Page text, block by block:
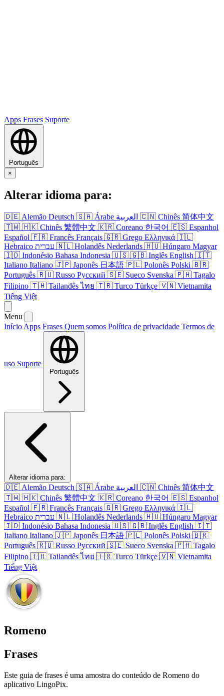
Apps Frases Suporte
Português
×
Alterar idioma para:
🇩🇪 Alemão Deutsch 🇸🇦 Árabe العربية 🇨🇳 Chinês 简体中文
🇹🇼 🇭🇰 Chinês 繁體中文 🇰🇷 Coreano 한국어 🇪🇸 Espanhol
Español 🇫🇷 Francês Français 🇬🇷 Grego Ελληνικά 🇮🇱
Hebraico עברית 🇳🇱 Holandês Nederlands 🇭🇺 Húngaro Magyar
🇮🇩 Indonésio Bahasa Indonesia 🇺🇸 🇬🇧 Inglês English 🇮🇹
Italiano Italiano 🇯🇵 Japonês 日本語 🇵🇱 Polonês Polski 🇧🇷
Português 🇷🇺 Russo Русский 🇸🇪 Sueco Svenska 🇵🇭 Tagalo
Filipino 🇹🇭 Tailandês ไทย 🇹🇷 Turco Türkçe 🇻🇳 Vietnamita
Tiếng Việt
Menu
Início Apps Frases Quem somos Política de privacidade Termos de
uso Suporte
Português
Alterar idioma para:
🇩🇪 Alemão Deutsch 🇸🇦 Árabe العربية 🇨🇳 Chinês 简体中文
🇹🇼 🇭🇰 Chinês 繁體中文 🇰🇷 Coreano 한국어 🇪🇸 Espanhol
Español 🇫🇷 Francês Français 🇬🇷 Grego Ελληνικά 🇮🇱
Hebraico עברית 🇳🇱 Holandês Nederlands 🇭🇺 Húngaro Magyar
🇮🇩 Indonésio Bahasa Indonesia 🇺🇸 🇬🇧 Inglês English 🇮🇹
Italiano Italiano 🇯🇵 Japonês 日本語 🇵🇱 Polonês Polski 🇧🇷
Português 🇷🇺 Russo Русский 🇸🇪 Sueco Svenska 🇵🇭 Tagalo
Filipino 🇹🇭 Tailandês ไทย 🇹🇷 Turco Türkçe 🇻🇳 Vietnamita
Tiếng Việt
Romeno
Frases
Este guia de frases é uma amostra do conteúdo de Romeno do
aplicativo LingoPix.